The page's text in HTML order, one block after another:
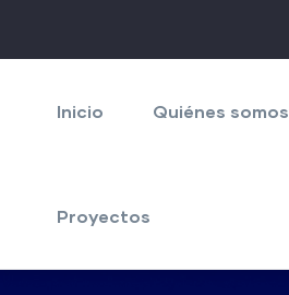
principal
Inicio Quiénes somos
Proyectos